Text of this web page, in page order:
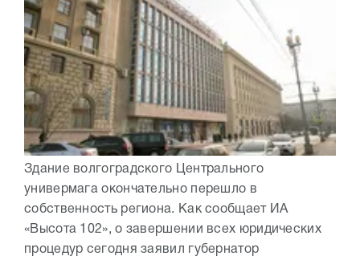
Здание волгоградского Центрального
универмага окончательно перешло в
собственность региона. Как сообщает ИА
«Высота 102», о завершении всех юридических
процедур сегодня заявил губернатор